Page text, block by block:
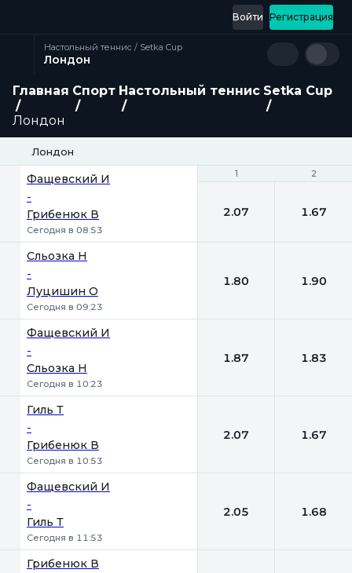
Регистрация
Войти
Настольный теннис / Setka Cup
Лондон
Главная Спорт Настольный теннис Setka Cup
Лондон
Лондон
1 2
Фащевский И
-
Грибенюк В
Сегодня в 08:53
1 2
2.07 1.67
Сльозка Н
-
Луцишин О
Сегодня в 09:23
1.80 1.90
Фащевский И
-
Сльозка Н
Сегодня в 10:23
1.87 1.83
Гиль Т
-
Грибенюк В
Сегодня в 10:53
2.07 1.67
Фащевский И
-
Гиль Т
Сегодня в 11:53
2.05 1.68
Грибенюк В